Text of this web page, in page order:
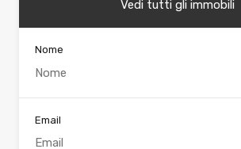
Vedi tutti gli immobili
Nome
Email